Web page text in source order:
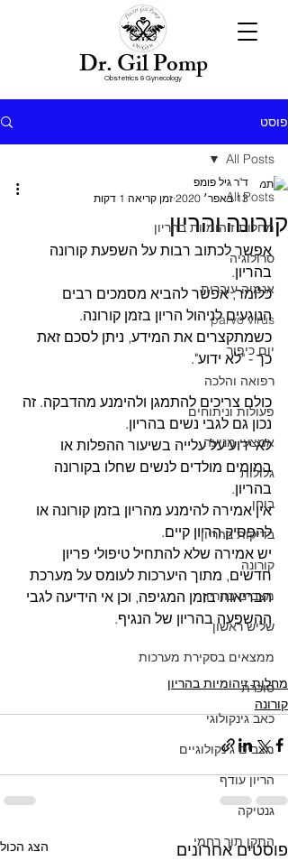
Obstetrics & Gynecology
Dr. Gil Pomp
פוסט
All Posts
מחלות זיהומיות בהריון
סרולוגיה
אנמיה עוברית
parvo virus
יום כיפור
רפואה והלכה
פעולות וניתוחים
אמצעי מניעה
גלולות
בוחן
בדיקות בהריון
קורונה
מצבים בהריון
שליש ראשון
ממצאים בסקירת מערכות
סוכרת
כאב גינקולוגי
מצבים גינקולוגיים
הריון עודף
גנטיקה
התקן תוך רחמי
All Posts
קורונה והריון
ד"ר גיל פומפ
13 באפר׳ 2020
זמן קריאה 1 דקות
אפשר לכתוב רבות על השפעת קורונה
בהריון.
כלומר, אפשר להביא מסמכים רבים
הנוגעים לניהול הריון בזמן קורונה.
כשמתקצרים את המידע, ניתן לסכם זאת
כך - "לא ידוע".
כולם צריכים להתמגן ולהימנע מהדבקה. זה
נכון גם לגבי נשים בהריון.
לא ידוע על עלייה בשיעור ההפלות או
במומים מולדים לנשים שחלו בקורונה
בהריון.
אין אמירה להימנע מהריון בזמן קורונה או
להפסיק הריון קיים.
יש אמירה שלא להתחיל טיפולי פריון
חדשים, מתוך היערכות לעומס על מערכת
הבריאות בזמן המגיפה, וכן אי הידיעה לגבי
ההשפעה בהריון של הנגיף.
מחלות זיהומיות בהריון
קורונה
פוסטים אחרונים הצג הכול